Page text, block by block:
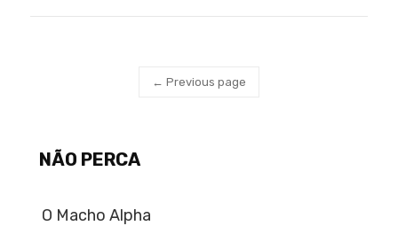
← Previous page
NÃO PERCA
O Macho Alpha